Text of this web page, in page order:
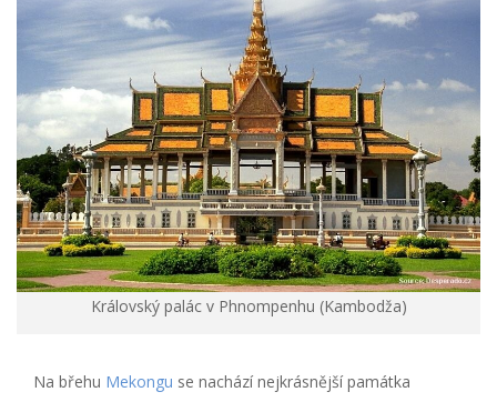
Královský palác v Phnompenhu (Kambodža)
Na břehu Mekongu se nachází nejkrásnější památka